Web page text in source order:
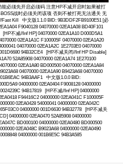
能必须先开启必须码 注意HP不减开启时如果被打
战时必须关闭该项 否则不被打死无法通关 无
Kill 中文版1.1.0 BID: 9B3DDF2FB9100E51 [必
F9040128 04070000 02EA1A08 BD40F101
不减//Inf HP] 04070000 02EA1A10 D000D5A1
02EA1A1C F100005F 04070000 02EA1A20
04070000 02EA1A2C 1E2703E0 04070000
94B32CE4 [HP不减关闭//Inf HP Disable]
52A85908 04070000 02EA1A74 1E270100
02EA1A80 BD000500 04070000 02EA1A84
04070000 02EA1A90 B9423A68 04070000
94B3AAF1 中文版1.0.0 BID:
04000000 02EA0404 F9008128 04000000
94B17819 [HP不减//Inf HP] 04000000
F94416C2 04000000 02EA041C F100005F
02EA0428 54000041 04000000 02EA042C
04000000 001D6630 94B32778 [HP不减关
04000000 02EA0470 52A85908 04000000
BD000100 04000000 02EA0480 BD000500
02EA048C B9023A68 04000000 02EA0490
04000000 001B6E5C 94B3A585